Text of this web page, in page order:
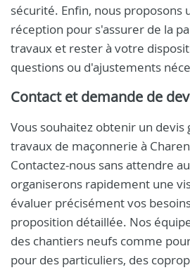
sécurité. Enfin, nous proposons
réception pour s'assurer de la
travaux et rester à votre
questions ou d'ajustements
Contact et demande de
Vous souhaitez obtenir un
travaux de maçonnerie à
Contactez-nous sans attendre au
organiserons rapidement une
évaluer précisément vos
proposition détaillée. Nos
des chantiers neufs comme
pour des particuliers, des